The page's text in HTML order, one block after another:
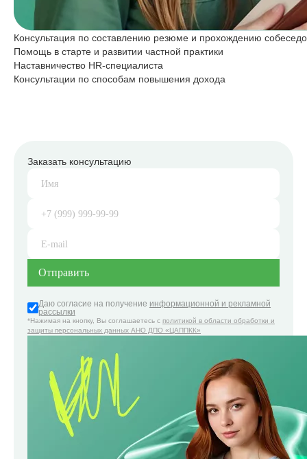
Консультация по составлению резюме и прохождению
Помощь в старте и развитии частной практики
Наставничество HR-специалиста
Консультации по способам повышения дохода
Заказать консультацию
Даю согласие на получение информационной и рекламной
рассылки
*Нажимая на кнопку, Вы соглашаетесь с политикой в области обработки и
защиты персональных данных АНО ДПО «ЦАППКК»